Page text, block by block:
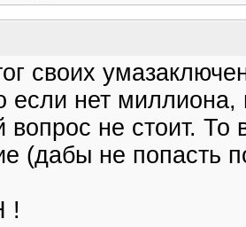
своих
если нет
вопрос не стоит. То
(дабы не попасть
!